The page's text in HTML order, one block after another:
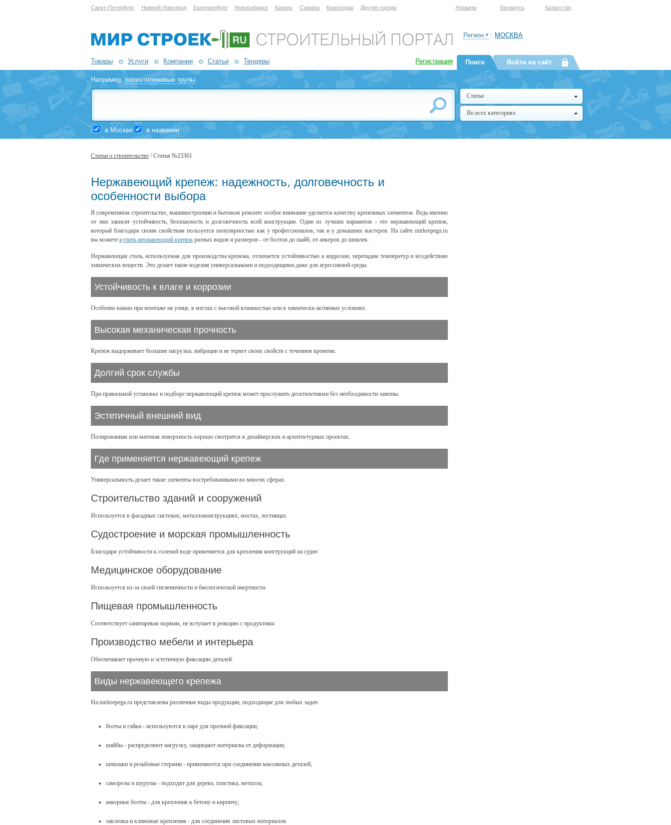
Санкт-Петербург Нижний Новгород Екатеринбург Новосибирск Казань Самара Краснодар Другие города Украина Беларусь Казахстан
Товары Услуги Компании Статьи Тендеры Регистрация
Регион : МОСКВА
Например,полиэтиленовые трубы
в Москве в названии
Поиск Войти на сайт
Статьи
Во всех категориях
Статьи о строительстве / Статья №23361
Нержавеющий крепеж: надежность, долговечность и
особенности выбора
В современном строительстве, машиностроении и бытовом ремонте особое внимание уделяется качеству крепежных элементов. Ведь именно
от них зависит устойчивость, безопасность и долговечность всей конструкции. Один из лучших вариантов - это нержавеющий крепеж,
который благодаря своим свойствам пользуется популярностью как у профессионалов, так и у домашних мастеров. На сайте mirkrepega.ru
вы можете купить нержавеющий крепежразных видов и размеров - от болтов до шайб, от анкеров до шпилек.
Нержавеющая сталь, используемая для производства крепежа, отличается устойчивостью к коррозии, перепадам температур и воздействию
химических веществ. Это делает такие изделия универсальными и подходящими даже для агрессивной среды.
Устойчивость к влаге и коррозии
Особенно важно при монтаже на улице, в местах с высокой влажностью или в химически активных условиях.
Высокая механическая прочность
Крепеж выдерживает большие нагрузки, вибрации и не теряет своих свойств с течением времени.
Долгий срок службы
При правильной установке и подборе нержавеющий крепеж может прослужить десятилетиями без необходимости замены.
Эстетичный внешний вид
Полированная или матовая поверхность хорошо смотрится в дизайнерских и архитектурных проектах.
Где применяется нержавеющий крепеж
Универсальность делает такие элементы востребованными во многих сферах.
Строительство зданий и сооружений
Используется в фасадных системах, металлоконструкциях, мостах, лестницах.
Судостроение и морская промышленность
Благодаря устойчивости к соленой воде применяется для крепления конструкций на судне.
Медицинское оборудование
Используется из-за своей гигиеничности и биологической инертности.
Пищевая промышленность
Соответствует санитарным нормам, не вступает в реакцию с продуктами.
Производство мебели и интерьера
Обеспечивает прочную и эстетичную фиксацию деталей.
Виды нержавеющего крепежа
На mirkrepega.ru представлены различные виды продукции, подходящие для любых задач:
болты и гайки - используются в паре для прочной фиксации;
шайбы - распределяют нагрузку, защищают материалы от деформации;
шпильки и резьбовые стержни - применяются при соединении массивных деталей;
саморезы и шурупы - подходят для дерева, пластика, металла;
анкерные болты - для крепления к бетону и кирпичу;
заклепки и клиновые крепления - для соединения листовых материалов.